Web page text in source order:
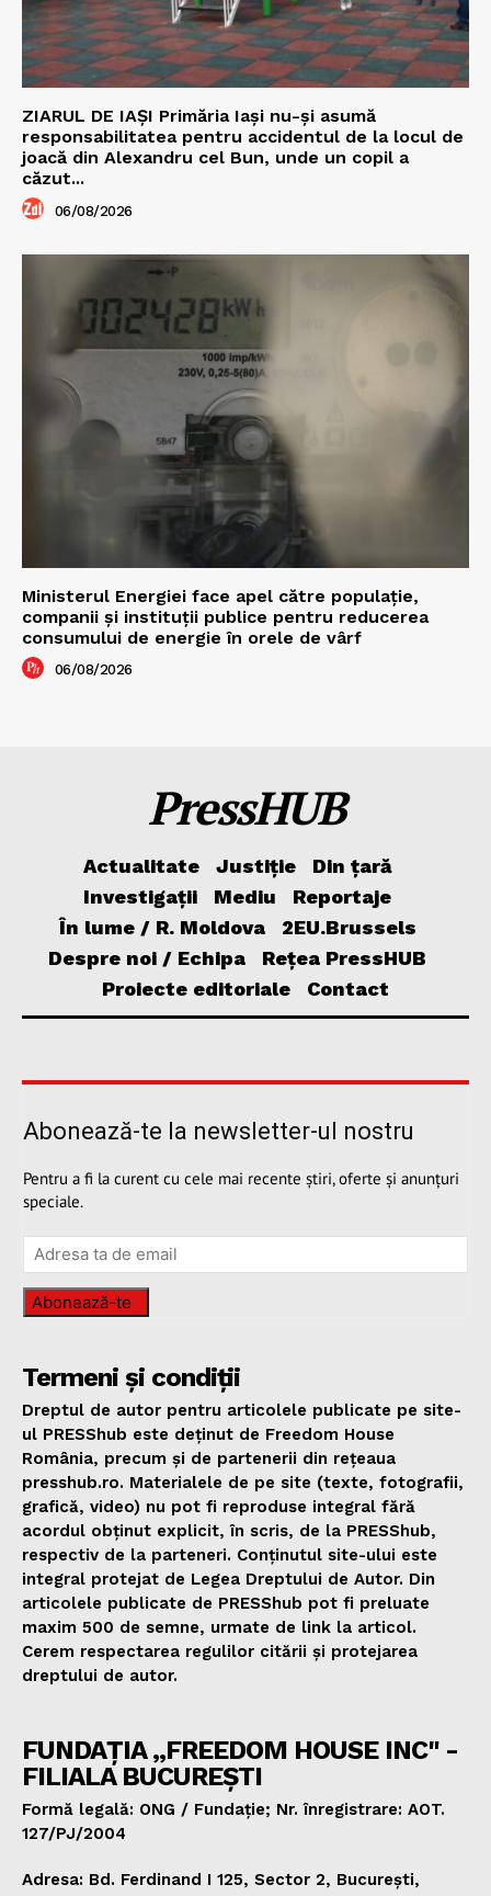
ZIARUL DE IAȘI Primăria Iași nu-și asumă
responsabilitatea pentru accidentul de la locul de
joacă din Alexandru cel Bun, unde un copil a
căzut...
06/08/2026
Ministerul Energiei face apel către populație,
companii și instituții publice pentru reducerea
consumului de energie în orele de vârf
06/08/2026
PressHUB
Actualitate Justiție
Din țară
Investigații
Mediu
Reportaje
În lume / R. Moldova
2EU.Brussels
Despre noi / Echipa
Rețea PressHUB
Proiecte editoriale
Contact
Abonează-te la newsletter-ul nostru
Pentru a fi la curent cu cele mai recente știri, oferte și anunțuri
speciale.
Abonează-te
Termeni și condiții
Dreptul de autor pentru articolele publicate pe site-
ul PRESShub este deținut de Freedom House
România, precum și de partenerii din rețeaua
presshub.ro. Materialele de pe site (texte, fotografii,
grafică, video) nu pot fi reproduse integral fără
acordul obținut explicit, în scris, de la PRESShub,
respectiv de la parteneri. Conținutul site-ului este
integral protejat de Legea Dreptului de Autor. Din
articolele publicate de PRESShub pot fi preluate
maxim 500 de semne, urmate de link la articol.
Cerem respectarea regulilor citării și protejarea
dreptului de autor.
FUNDAȚIA „FREEDOM HOUSE INC" -
FILIALA BUCUREȘTI
Formă legală: ONG / Fundație; Nr. înregistrare: AOT.
127/PJ/2004
Adresa: Bd. Ferdinand I 125, Sector 2, București,